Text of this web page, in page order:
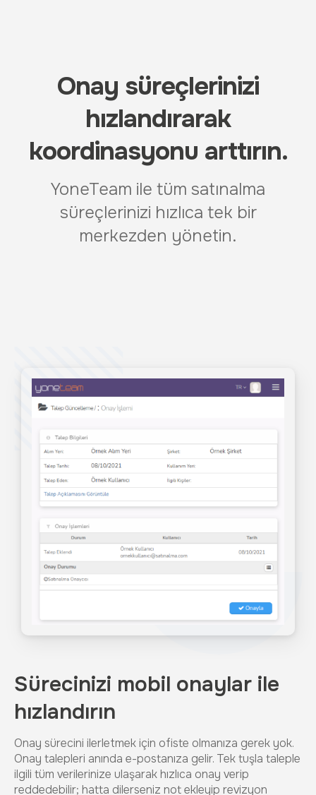
Onay süreçlerinizi
hızlandırarak
koordinasyonu arttırın.
YoneTeam ile tüm satınalma
süreçlerinizi hızlıca tek bir
merkezden yönetin.
Sürecinizi mobil onaylar ile
hızlandırın
Onay sürecini ilerletmek için ofiste olmanıza gerek yok.
Onay talepleri anında e-postanıza gelir. Tek tuşla taleple
ilgili tüm verilerinize ulaşarak hızlıca onay verip
reddedebilir; hatta dilerseniz not ekleyip revizyon